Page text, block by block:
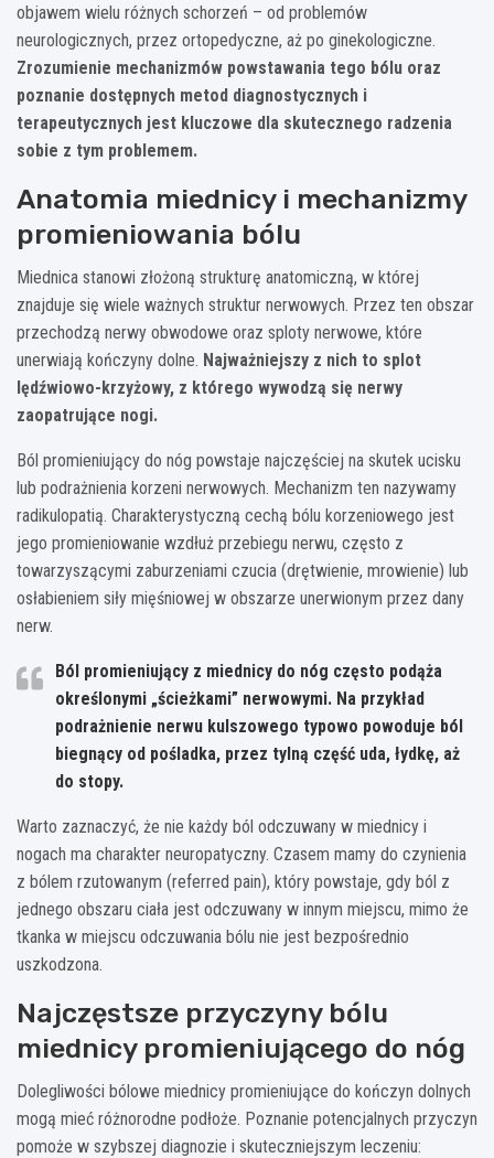
objawem wielu różnych schorzeń – od problemów
neurologicznych, przez ortopedyczne, aż po ginekologiczne.
Zrozumienie mechanizmów powstawania tego bólu oraz
poznanie dostępnych metod diagnostycznych i
terapeutycznych jest kluczowe dla skutecznego radzenia
sobie z tym problemem.
Anatomia miednicy i mechanizmy
promieniowania bólu
Miednica stanowi złożoną strukturę anatomiczną, w której
znajduje się wiele ważnych struktur nerwowych. Przez ten obszar
przechodzą nerwy obwodowe oraz sploty nerwowe, które
unerwiają kończyny dolne. Najważniejszy z nich to splot
lędźwiowo-krzyżowy, z którego wywodzą się nerwy
zaopatrujące nogi.
Ból promieniujący do nóg powstaje najczęściej na skutek ucisku
lub podrażnienia korzeni nerwowych. Mechanizm ten nazywamy
radikulopatią. Charakterystyczną cechą bólu korzeniowego jest
jego promieniowanie wzdłuż przebiegu nerwu, często z
towarzyszącymi zaburzeniami czucia (drętwienie, mrowienie) lub
osłabieniem siły mięśniowej w obszarze unerwionym przez dany
nerw.
Ból promieniujący z miednicy do nóg często podąża
określonymi „ścieżkami” nerwowymi. Na przykład
podrażnienie nerwu kulszowego typowo powoduje ból
biegnący od pośladka, przez tylną część uda, łydkę, aż
do stopy.
Warto zaznaczyć, że nie każdy ból odczuwany w miednicy i
nogach ma charakter neuropatyczny. Czasem mamy do czynienia
z bólem rzutowanym (referred pain), który powstaje, gdy ból z
jednego obszaru ciała jest odczuwany w innym miejscu, mimo że
tkanka w miejscu odczuwania bólu nie jest bezpośrednio
uszkodzona.
Najczęstsze przyczyny bólu
miednicy promieniującego do nóg
Dolegliwości bólowe miednicy promieniujące do kończyn dolnych
mogą mieć różnorodne podłoże. Poznanie potencjalnych przyczyn
pomoże w szybszej diagnozie i skuteczniejszym leczeniu: